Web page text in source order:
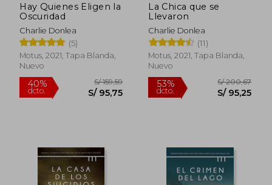
Hay Quienes Eligen la
Oscuridad
Charlie Donlea
(5)
Motus, 2021, Tapa Blanda,
Nuevo
40%
La Chica que se
Llevaron
Charlie Donlea
(11)
Motus, 2021, Tapa Blanda,
Nuevo
53%
dcto.